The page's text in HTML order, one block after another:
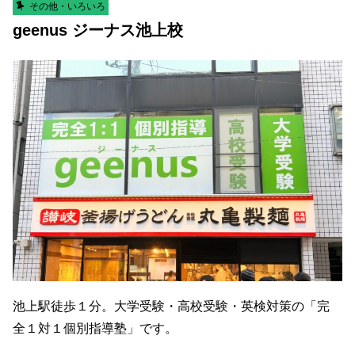
その他・いろいろ
geenus ジーナス池上校
池上駅徒歩１分。大学受験・高校受験・英検対策の「完
全１対１個別指導塾」です。